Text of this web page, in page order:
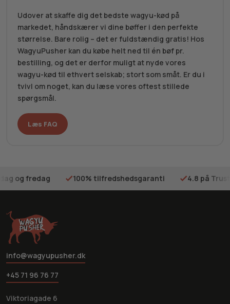
Udover at skaffe dig det bedste wagyu-kød på
markedet, håndskærer vi dine bøffer i den perfekte
størrelse. Bare rolig – det er fuldstændig gratis! Hos
WagyuPusher kan du købe helt ned til én bøf pr.
bestilling, og det er derfor muligt at nyde vores
wagyu-kød til ethvert selskab; stort som småt. Er du i
tvivl om noget, kan du læse vores oftest stillede
spørgsmål.
Læs FAQ
4.8 på Trustpilot Gratis fragt på
info@wagyupusher.dk
+45 71 96 76 77
Viktoriagade 6